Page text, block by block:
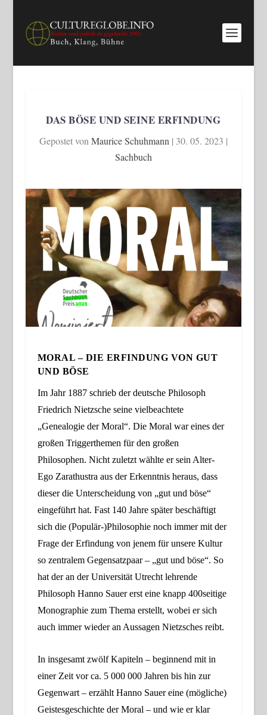
DAS BÖSE UND SEINE ERFINDUNG
Gepostet von Maurice Schuhmann | 30. 05. 2023 |
Sachbuch
MORAL – DIE ERFINDUNG VON GUT
UND BÖSE
Im Jahr 1887 schrieb der deutsche Philosoph
Friedrich Nietzsche seine vielbeachtete
„Genealogie der Moral“. Die Moral war eines der
großen Triggerthemen für den großen
Philosophen. Nicht zuletzt wählte er sein Alter-
Ego Zarathustra aus der Erkenntnis heraus, dass
dieser die Unterscheidung von „gut und böse“
eingeführt hat. Fast 140 Jahre später beschäftigt
sich die (Populär-)Philosophie noch immer mit der
Frage der Erfindung von jenem für unsere Kultur
so zentralem Gegensatzpaar – „gut und böse“. So
hat der an der Universität Utrecht lehrende
Philosoph Hanno Sauer erst eine knapp 400seitige
Monographie zum Thema erstellt, wobei er sich
auch immer wieder an Aussagen Nietzsches reibt.
In insgesamt zwölf Kapiteln – beginnend mit in
einer Zeit vor ca. 5 000 000 Jahren bis hin zur
Gegenwart – erzählt Hanno Sauer eine (mögliche)
Geistesgeschichte der Moral – und wie er klar